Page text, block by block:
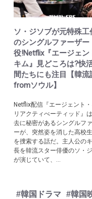
ソ・ジソブが元特殊工
のシングルファーザー
役!Netflix『エージェン
キム』見どころは?快
間たちにも注目【韓流
fromソウル】
Netflix配信『エージェント
リアクティべーティッド』
去に秘密があるシングルフ
ーが、突然姿を消した高校
を捜索する話だ。主人公の
長を韓流スター俳優のソ・
が演じていて、...
#韓国ドラマ #韓国